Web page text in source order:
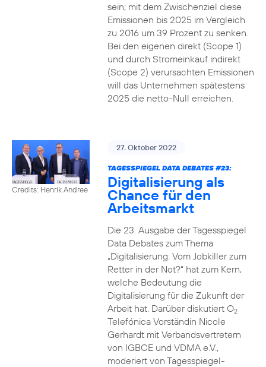
sein; mit dem Zwischenziel diese
Emissionen bis 2025 im Vergleich
zu 2016 um 39 Prozent zu senken.
Bei den eigenen direkt (Scope 1)
und durch Stromeinkauf indirekt
(Scope 2) verursachten Emissionen
will das Unternehmen spätestens
2025 die netto-Null erreichen.
Credits: Henrik Andree
27. Oktober 2022
TAGESSPIEGEL DATA DEBATES #23:
Digitalisierung als
Chance für den
Arbeitsmarkt
Die 23. Ausgabe der Tagesspiegel
Data Debates zum Thema
„Digitalisierung: Vom Jobkiller zum
Retter in der Not?“ hat zum Kern,
welche Bedeutung die
Digitalisierung für die Zukunft der
Arbeit hat. Darüber diskutiert O2
Telefónica Vorständin Nicole
Gerhardt mit Verbandsvertretern
von IGBCE und VDMA e.V.,
moderiert von Tagesspiegel-